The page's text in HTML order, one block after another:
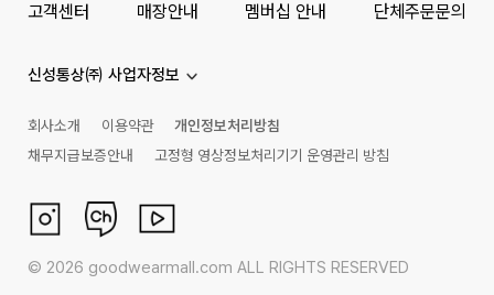
고객센터 매장안내 멤버십 안내 단체주문문의
신성통상㈜ 사업자정보
회사소개 이용약관
개인정보처리방침
채무지급보증안내
고정형 영상정보처리기기 운영관리 방침
© 2026 goodwearmall.com ALL RIGHTS RESERVED